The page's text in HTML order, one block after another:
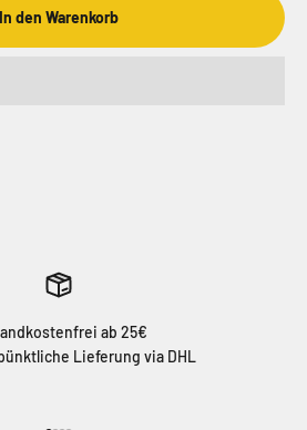
In den Warenkorb
ab 25€
Lieferung via DHL